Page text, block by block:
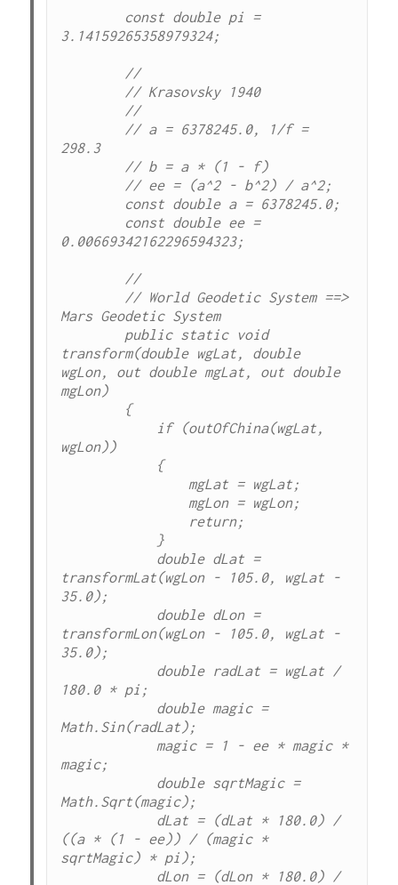
3.14159265358979324;
298.3
0.00669342162296594323;
Mars Geodetic System
transform(double wgLat, double
wgLon, out double mgLat, out double
mgLon)
wgLon))
transformLat(wgLon - 105.0, wgLat -
35.0);
transformLon(wgLon - 105.0, wgLat -
35.0);
180.0 * pi;
Math.Sin(radLat);
magic;
Math.Sqrt(magic);
((a * (1 - ee)) / (magic *
sqrtMagic) * pi);